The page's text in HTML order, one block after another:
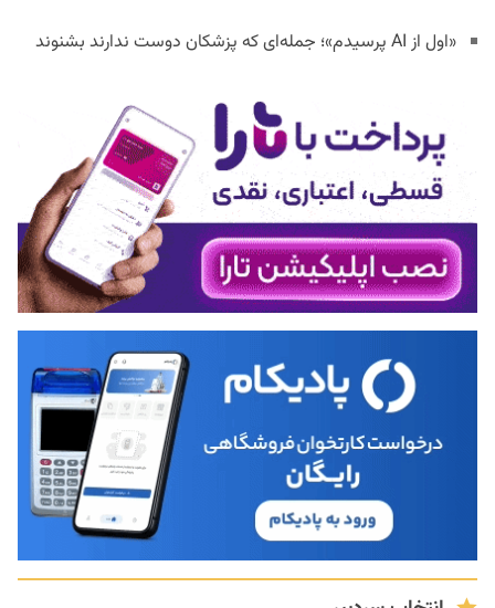
«اول از AI پرسیدم»؛ جمله‌ای که پزشکان دوست ندارند بشنوند